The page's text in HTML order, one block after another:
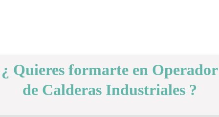
¿ Quieres formarte en Operador
de Calderas Industriales ?